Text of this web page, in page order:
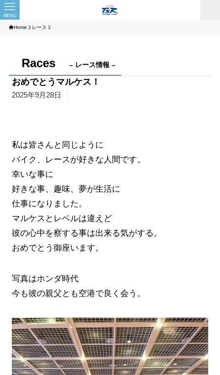
MENU
Home レース
Races – レース情報 –
おめでとうマルケス！
2025年9月28日
私は皆さんと同じように
バイク、レースが好きな人間です。
幸いな事に
好きな事、趣味、夢が生活に
仕事になりました。
マルケスとレベルは違えど
彼の心中を察する事は出来る気がする。
おめでとう御座います。
写真はホンダ時代
今も彼の親父とも空港で良く会う。